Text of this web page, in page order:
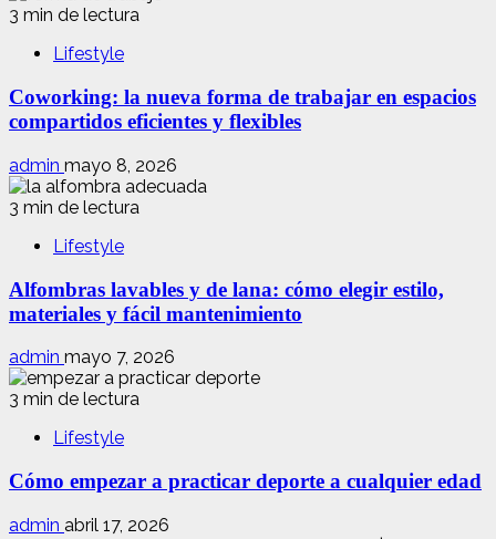
3 min de lectura
Lifestyle
Coworking: la nueva forma de trabajar en espacios
compartidos eficientes y flexibles
admin mayo 8, 2026
3 min de lectura
Lifestyle
Alfombras lavables y de lana: cómo elegir estilo,
materiales y fácil mantenimiento
admin mayo 7, 2026
3 min de lectura
Lifestyle
Cómo empezar a practicar deporte a cualquier edad
admin abril 17, 2026